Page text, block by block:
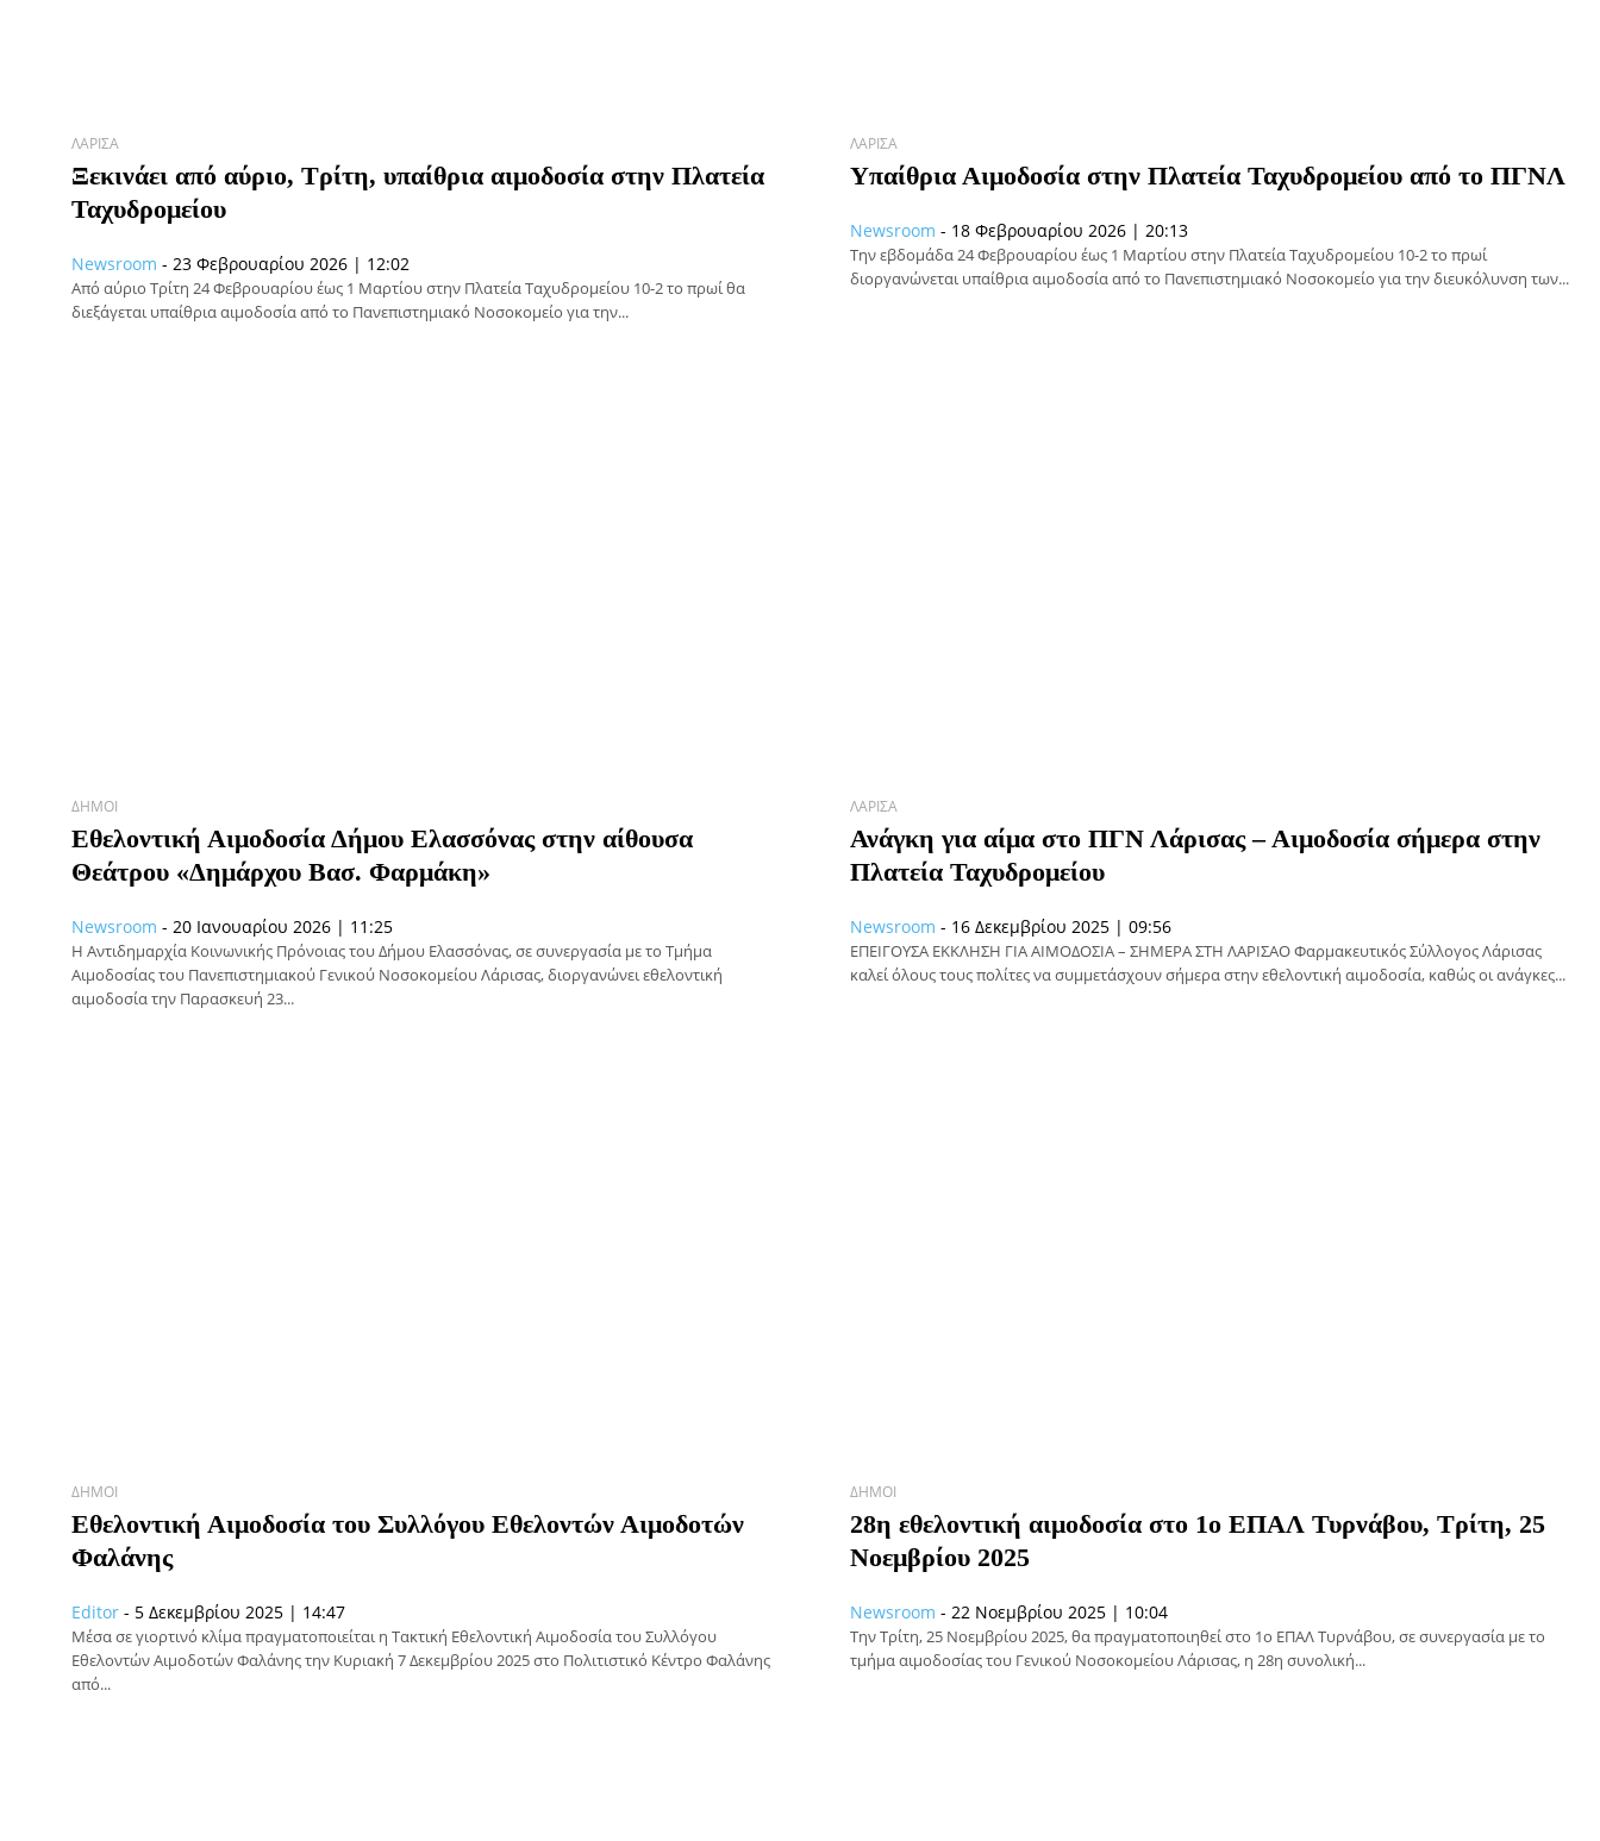
ΛΆΡΙΣΑ
Ξεκινάει από αύριο, Τρίτη, υπαίθρια αιμοδοσία στην Πλατεία
Ταχυδρομείου
Newsroom - 23 Φεβρουαρίου 2026 | 12:02
Από αύριο Τρίτη 24 Φεβρουαρίου έως 1 Μαρτίου στην Πλατεία Ταχυδρομείου 10-2 το πρωί θα
διεξάγεται υπαίθρια αιμοδοσία από το Πανεπιστημιακό Νοσοκομείο για την...
ΛΆΡΙΣΑ
Υπαίθρια Αιμοδοσία στην Πλατεία Ταχυδρομείου από το ΠΓΝΛ
Newsroom - 18 Φεβρουαρίου 2026 | 20:13
Την εβδομάδα 24 Φεβρουαρίου έως 1 Μαρτίου στην Πλατεία Ταχυδρομείου 10-2 το πρωί
διοργανώνεται υπαίθρια αιμοδοσία από το Πανεπιστημιακό Νοσοκομείο για την διευκόλυνση των...
ΔΉΜΟΙ
Εθελοντική Αιμοδοσία Δήμου Ελασσόνας στην αίθουσα
Θεάτρου «Δημάρχου Βασ. Φαρμάκη»
Newsroom - 20 Ιανουαρίου 2026 | 11:25
Η Αντιδημαρχία Κοινωνικής Πρόνοιας του Δήμου Ελασσόνας, σε συνεργασία με το Τμήμα
Αιμοδοσίας του Πανεπιστημιακού Γενικού Νοσοκομείου Λάρισας, διοργανώνει εθελοντική
αιμοδοσία την Παρασκευή 23...
ΛΆΡΙΣΑ
Ανάγκη για αίμα στο ΠΓΝ Λάρισας – Αιμοδοσία σήμερα στην
Πλατεία Ταχυδρομείου
Newsroom - 16 Δεκεμβρίου 2025 | 09:56
ΕΠΕΙΓΟΥΣΑ ΕΚΚΛΗΣΗ ΓΙΑ ΑΙΜΟΔΟΣΙΑ – ΣΗΜΕΡΑ ΣΤΗ ΛΑΡΙΣΑΟ Φαρμακευτικός Σύλλογος Λάρισας
καλεί όλους τους πολίτες να συμμετάσχουν σήμερα στην εθελοντική αιμοδοσία, καθώς οι ανάγκες...
ΔΉΜΟΙ
Εθελοντική Αιμοδοσία του Συλλόγου Εθελοντών Αιμοδοτών
Φαλάνης
Editor - 5 Δεκεμβρίου 2025 | 14:47
Μέσα σε γιορτινό κλίμα πραγματοποιείται η Τακτική Εθελοντική Αιμοδοσία του Συλλόγου
Εθελοντών Αιμοδοτών Φαλάνης την Κυριακή 7 Δεκεμβρίου 2025 στο Πολιτιστικό Κέντρο Φαλάνης
από...
ΔΉΜΟΙ
28η εθελοντική αιμοδοσία στο 1ο ΕΠΑΛ Τυρνάβου, Τρίτη, 25
Νοεμβρίου 2025
Newsroom - 22 Νοεμβρίου 2025 | 10:04
Την Τρίτη, 25 Νοεμβρίου 2025, θα πραγματοποιηθεί στο 1ο ΕΠΑΛ Τυρνάβου, σε συνεργασία με το
τμήμα αιμοδοσίας του Γενικού Νοσοκομείου Λάρισας, η 28η συνολική...